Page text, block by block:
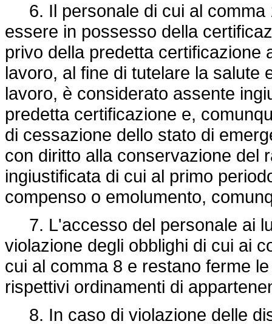
6. Il personale di cui al comma
essere in possesso della
privo della predetta certificazione
lavoro, al fine di tutelare la salute
lavoro, è considerato assente
predetta certificazione e,
di cessazione dello stato di
con diritto alla conservazione del
ingiustificata di cui al primo
compenso o emolumento,
7. L'accesso del personale ai
violazione degli obblighi di cui ai
cui al comma 8 e restano ferme
rispettivi ordinamenti di
8. In caso di violazione delle